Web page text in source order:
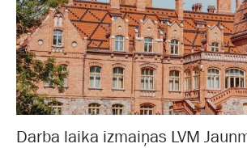
Darba laika izmaiņas LVM